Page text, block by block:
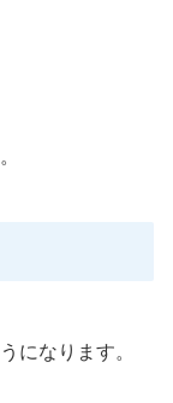
になります。